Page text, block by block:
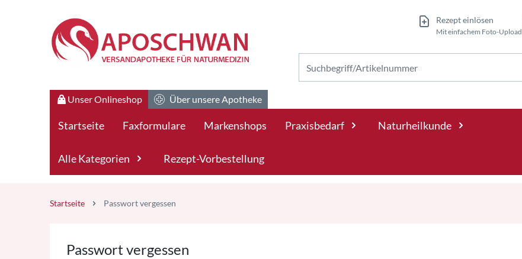
Rezept einlösen
Mit einfachem Foto-Upload
Unser Onlineshop Über unsere Apotheke
Startseite Faxformulare Markenshops Praxisbedarf Naturheilkunde
Alle Kategorien Rezept-Vorbestellung
Startseite Passwort vergessen
Passwort vergessen